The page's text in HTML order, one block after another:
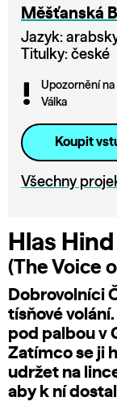
Měšťanská
Jazyk:
Titulky: české
Upozornění
Válka
Koupit
Všechny
Hlas
(The Voice
Dobrovolníci
tísňové
pod palbou v
Zatímco se ji
udržet na
aby k ní